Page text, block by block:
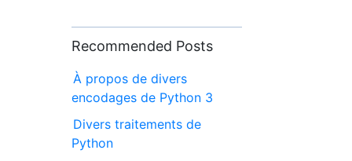
Recommended Posts
À propos de divers
encodages de Python 3
Divers traitements de
Python